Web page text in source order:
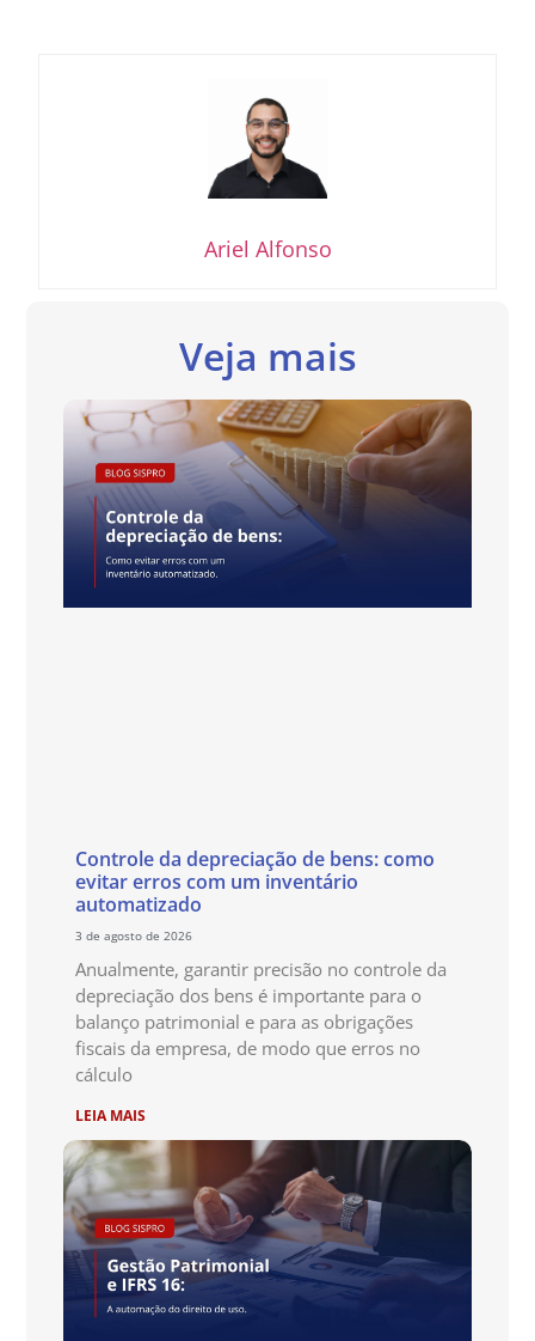
Ariel Alfonso
Veja mais
Controle da depreciação de bens: como
evitar erros com um inventário
automatizado
3 de agosto de 2026
Anualmente, garantir precisão no controle da
depreciação dos bens é importante para o
balanço patrimonial e para as obrigações
fiscais da empresa, de modo que erros no
cálculo
LEIA MAIS